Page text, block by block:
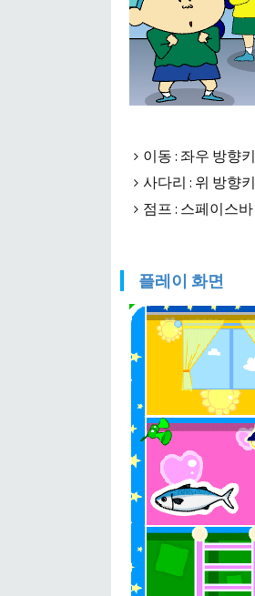
이동 : 좌우 방향키
사다리 : 위 방향키
점프 : 스페이스바
플레이 화면